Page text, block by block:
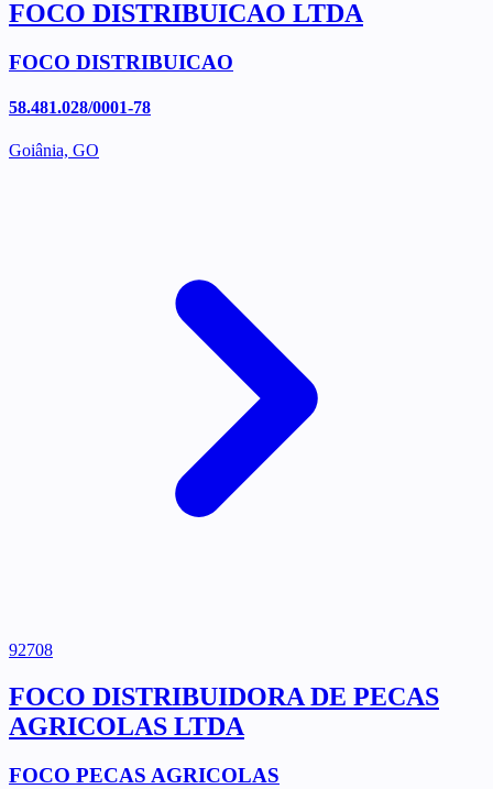
FOCO DISTRIBUICAO LTDA
FOCO DISTRIBUICAO
58.481.028/0001-78
Goiânia, GO
92708
FOCO DISTRIBUIDORA DE PECAS
AGRICOLAS LTDA
FOCO PECAS AGRICOLAS